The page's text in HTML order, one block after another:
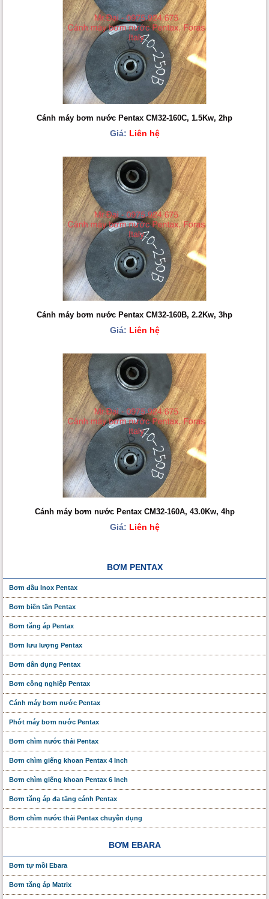
Cánh máy bơm nước Pentax CM32-160C, 1.5Kw, 2hp
Giá: Liên hệ
Cánh máy bơm nước Pentax CM32-160B, 2.2Kw, 3hp
Giá: Liên hệ
Cánh máy bơm nước Pentax CM32-160A, 43.0Kw, 4hp
Giá: Liên hệ
BƠM PENTAX
Bơm đầu Inox Pentax
Bơm biến tần Pentax
Bơm tăng áp Pentax
Bơm lưu lượng Pentax
Bơm dân dụng Pentax
Bơm công nghiệp Pentax
Cánh máy bơm nước Pentax
Phớt máy bơm nước Pentax
Bơm chìm nước thải Pentax
Bơm chìm giếng khoan Pentax 4 Inch
Bơm chìm giếng khoan Pentax 6 Inch
Bơm tăng áp đa tầng cánh Pentax
Bơm chìm nước thải Pentax chuyên dụng
BƠM EBARA
Bơm tự mồi Ebara
Bơm tăng áp Matrix